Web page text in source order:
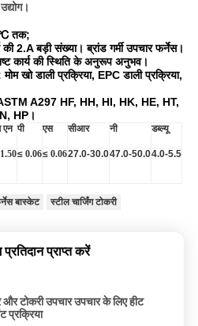
℃ तक;
2.A बड़ी संख्या। ब्रांड गर्मी उपचार फर्नेस।
कार्य की स्थिति के अनुरूप अनुभव।
खो डाली प्रक्रिया, EPC डाली प्रक्रिया,
A297 HF, HH, HI, HK, HE, HT,
HP।
एन पी एस सीआर नी डब्ल्यू
1.50≤ 0.06≤ 0.0627.0-30.047.0-50.04.0-5.5
बास्केट स्टील चार्जिंग टोकरी
प्राप्त करें
टोकरी उपचार उपचार के लिए हीट
प्रक्रिया